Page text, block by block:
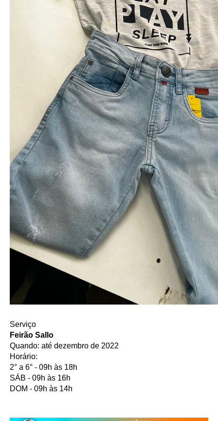
Serviço
Feirão Sallo
Quando: até dezembro de 2022
Horário:
2° a 6° - 09h às 18h
SÁB - 09h às 16h
DOM - 09h às 14h